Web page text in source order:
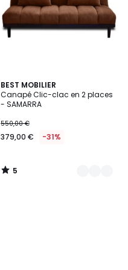
BEST MOBILIER
Canapé Clic-clac en 2 places
- SAMARRA
550,00 €
379,00 € -31%
5
/
5
3
Couleurs
5
/